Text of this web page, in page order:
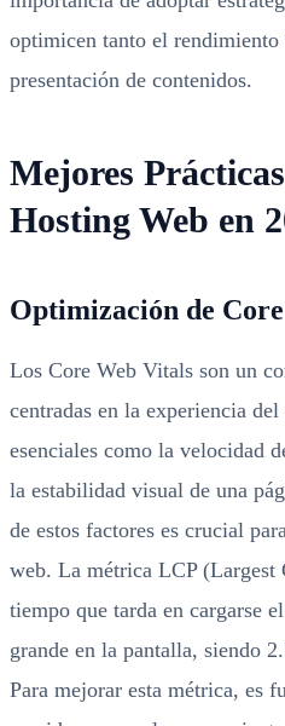
optimicen tanto el
presentación de contenidos.
Mejores
Hosting Web en
Optimización de
Los Core Web Vitals son un
centradas en la experiencia
esenciales como la velocidad
la estabilidad visual de una
de estos factores es crucial
web. La métrica LCP
tiempo que tarda en cargarse
grande en la pantalla, siendo
Para mejorar esta métrica, es